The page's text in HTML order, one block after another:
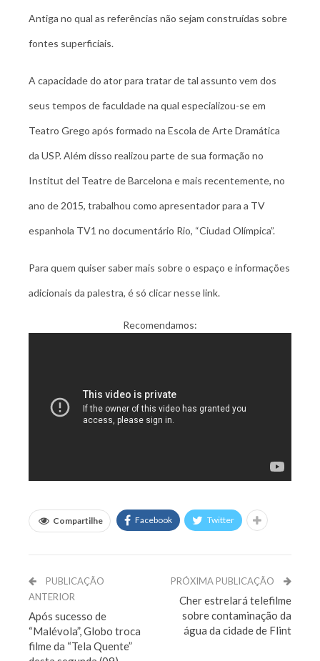
Antiga no qual as referências não sejam construídas sobre
fontes superficiais.
A capacidade do ator para tratar de tal assunto vem dos
seus tempos de faculdade na qual especializou-se em
Teatro Grego após formado na Escola de Arte Dramática
da USP. Além disso realizou parte de sua formação no
Institut del Teatre de Barcelona e mais recentemente, no
ano de 2015, trabalhou como apresentador para a TV
espanhola TV1 no documentário Rio, “Ciudad Olímpica”.
Para quem quiser saber mais sobre o espaço e informações
adicionais da palestra, é só clicar nesselink.
Recomendamos:
Compartilhe Facebook Twitter
PUBLICAÇÃO
ANTERIOR
Após sucesso de
“Malévola”, Globo troca
filme da “Tela Quente”
PRÓXIMA PUBLICAÇÃO
Cher estrelará telefilme
sobre contaminação da
água da cidade de Flint